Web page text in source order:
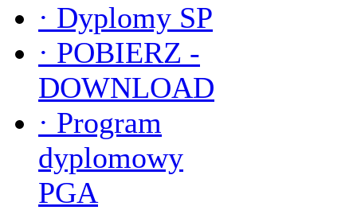
· Dyplomy SP
· POBIERZ -
DOWNLOAD
· Program
dyplomowy
PGA